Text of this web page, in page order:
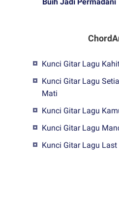
Kunci Gitar Lagu
Kunci Gitar Lagu
Mati
Kunci Gitar Lagu
Kunci Gitar Lagu
Kunci Gitar Lagu